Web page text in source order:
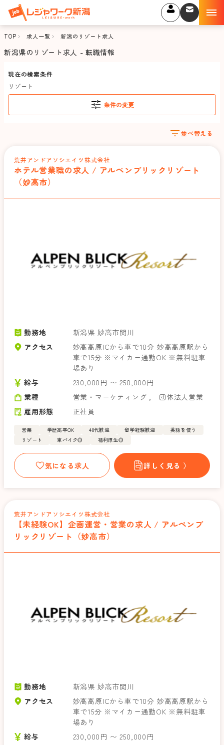
TOP 求人一覧 新潟のリゾート求人
新潟県のリゾート求人 - 転職情報
現在の検索条件
リゾート
条件の変更
並べ替える
荒井アンドアソシエイツ株式会社
ホテル営業職の求人 / アルペンブリックリゾート
（妙高市）
勤務地
新潟県 妙高市関川
アクセス
妙高高原ICから車で10分 妙高高原駅から
車で15分 ※マイカー通勤OK ※無料駐車
場あり
給与
230,000円 〜 250,000円
業種
営業・マーケティング，
団体法人営業
雇用形態
正社員
営業 学歴高卒OK 40代歓迎 留学経験歓迎
英語を使う
リゾート
車バイク◎ 福利厚生◎
気になる求人 詳しく見る 〉
荒井アンドアソシエイツ株式会社
【未経験OK】企画運営・営業の求人 / アルペンブ
リックリゾート（妙高市）
勤務地
新潟県 妙高市関川
アクセス
妙高高原ICから車で10分 妙高高原駅から
車で15分 ※マイカー通勤OK ※無料駐車
場あり
給与
230,000円 〜 250,000円